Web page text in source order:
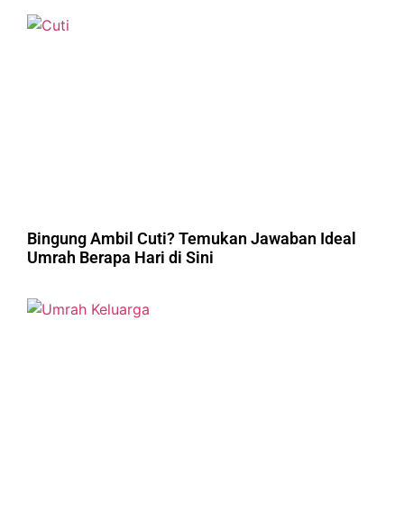
Bingung Ambil Cuti? Temukan Jawaban Ideal
Umrah Berapa Hari di Sini